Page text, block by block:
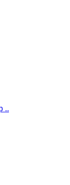
..